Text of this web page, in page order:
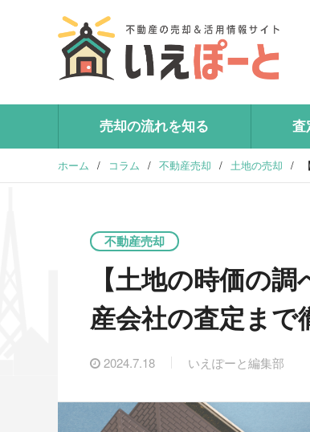
売却の流れを知る 査
ホーム / コラム / 不動産売却 / 土地の売却 /
不動産売却
【土地の時価の
産会社の査定まで
2024.7.18 いえぽーと編集部